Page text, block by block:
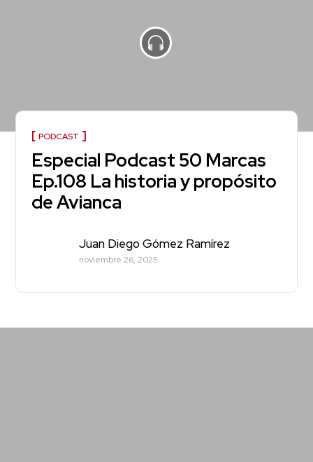
PODCAST
Especial Podcast 50 Marcas
Ep.108 La historia y propósito
de Avianca
Juan Diego Gómez Ramírez
noviembre 26, 2025